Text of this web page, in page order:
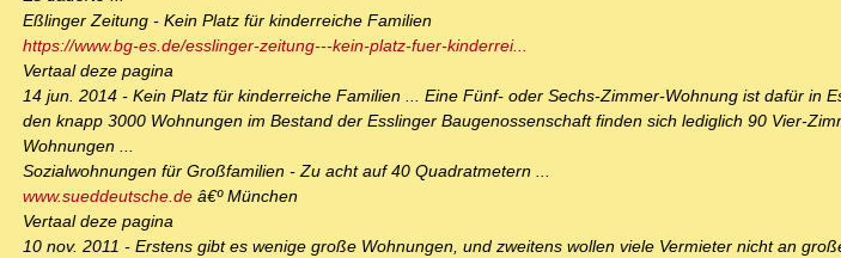
Eßlinger Zeitung - Kein Platz für kinderreiche Familien
https://www.bg-es.de/esslinger-zeitung---kein-platz-fuer-kinderrei...
Vertaal deze pagina
14 jun. 2014 - Kein Platz für kinderreiche Familien ... Eine Fünf- oder Sechs-Zimmer-Wohnung ist dafür in
den knapp 3000 Wohnungen im Bestand der Esslinger Baugenossenschaft finden sich lediglich 90 Vier-
Wohnungen ...
Sozialwohnungen für Großfamilien - Zu acht auf 40 Quadratmetern ...
www.sueddeutsche.de â€º München
Vertaal deze pagina
10 nov. 2011 - Erstens gibt es wenige große Wohnungen, und zweitens wollen viele Vermieter nicht an